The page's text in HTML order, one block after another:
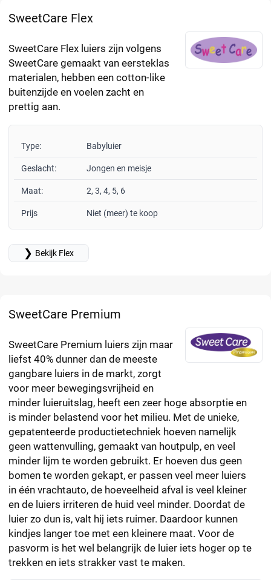
SweetCare Flex
SweetCare Flex luiers zijn volgens
SweetCare gemaakt van eersteklas
materialen, hebben een cotton-like
buitenzijde en voelen zacht en
prettig aan.
Type: Babyluier
Geslacht: Jongen en meisje
Maat: 2, 3, 4, 5, 6
Prijs Niet (meer) te koop
❯ Bekijk Flex
SweetCare Premium
SweetCare Premium luiers zijn maar
liefst 40% dunner dan de meeste
gangbare luiers in de markt, zorgt
voor meer bewegingsvrijheid en
minder luieruitslag, heeft een zeer hoge absorptie en
is minder belastend voor het milieu. Met de unieke,
gepatenteerde productietechniek hoeven namelijk
geen wattenvulling, gemaakt van houtpulp, en veel
minder lijm te worden gebruikt. Er hoeven dus geen
bomen te worden gekapt, er passen veel meer luiers
in één vrachtauto, de hoeveelheid afval is veel kleiner
en de luiers irriteren de huid veel minder. Doordat de
luier zo dun is, valt hij iets ruimer. Daardoor kunnen
kindjes langer toe met een kleinere maat. Voor de
pasvorm is het wel belangrijk de luier iets hoger op te
trekken en iets strakker vast te maken.